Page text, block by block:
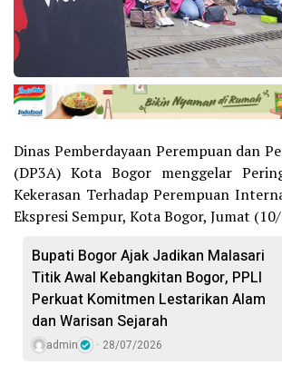
Dinas Pemberdayaan Perempuan dan
(DP3A) Kota Bogor menggelar
Kekerasan Terhadap Perempuan
Ekspresi Sempur, Kota Bogor, Jumat
Bupati Bogor Ajak Jadikan Malasari
Titik Awal Kebangkitan Bogor, PPLI
Perkuat Komitmen Lestarikan Alam
dan Warisan Sejarah
admin 28/07/2026